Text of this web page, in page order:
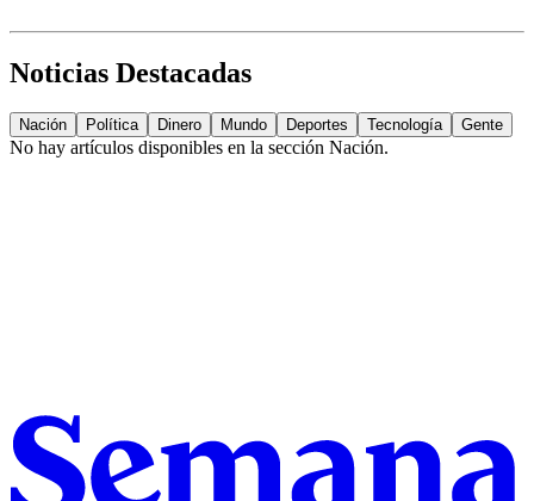
Noticias Destacadas
Nación Política Dinero Mundo Deportes Tecnología Gente
No hay artículos disponibles en la sección Nación.